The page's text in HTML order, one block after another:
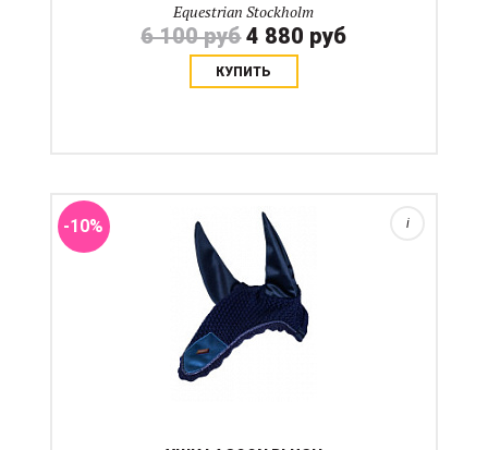
Equestrian Stockholm
6 100 руб 4 880 руб
КУПИТЬ
-10% i